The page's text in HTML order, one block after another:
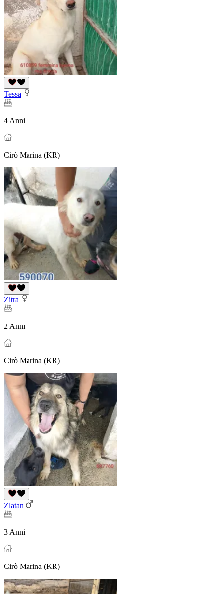
Tessa
4 Anni
Cirò Marina (KR)
Zitra
2 Anni
Cirò Marina (KR)
Zlatan
3 Anni
Cirò Marina (KR)